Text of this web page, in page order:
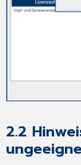
3.12.5
2.2